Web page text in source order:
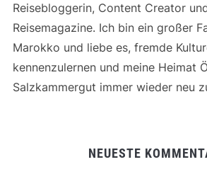
Reisebloggerin, Content Creator
Reisemagazine. Ich bin ein großer
Marokko und liebe es, fremde
kennenzulernen und meine Heimat
Salzkammergut immer wieder neu
NEUESTE